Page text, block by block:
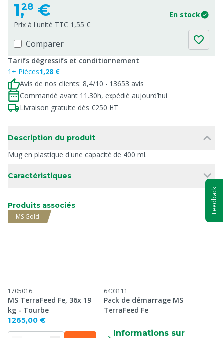
1,28 €
En stock
Prix à l'unité TTC 1,55 €
Comparer
Tarifs dégressifs et conditionnement
1+ Pièces1,28 €
Avis de nos clients: 8,4/10 - 13653 avis
Commandé avant 11.30h, expédié aujourd’hui
Livraison gratuite dès €250 HT
Description du produit
Mug en plastique d'une capacité de 400 ml.
Caractéristiques
Produits associés
MS Gold
1705016
MS TerraFeed Fe, 36x 19
kg - Tourbe
1 265,00 €
6403111
Pack de démarrage MS
TerraFeed Fe
Informations sur
Feedback